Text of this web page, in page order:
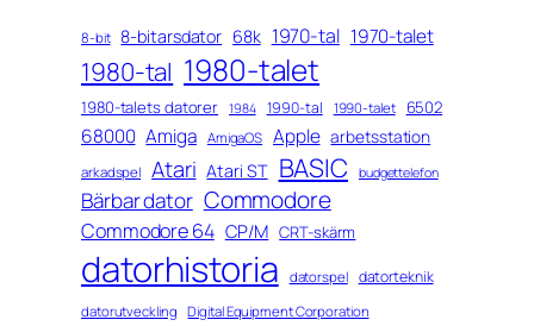
8-bit 8-bitarsdator 68k 1970-tal 1970-talet
1980-tal 1980-talet
1980-talets datorer 1984 1990-tal 1990-talet 6502
68000 Amiga AmigaOS Apple arbetsstation
arkadspel Atari Atari ST BASIC budgettelefon
Bärbar dator Commodore
Commodore 64 CP/M CRT-skärm
datorhistoria datorspel datorteknik
datorutveckling Digital Equipment Corporation